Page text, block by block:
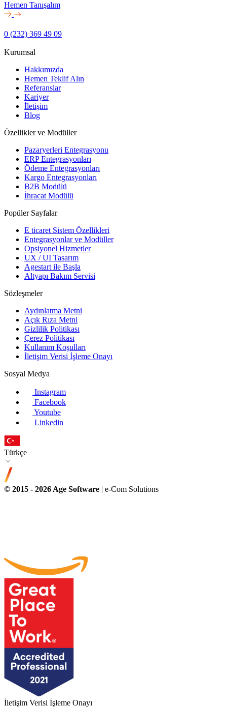
Hemen Tanışalım
0 (232) 369 49 09
Kurumsal
Hakkımızda
Hemen Teklif Alın
Referanslar
Kariyer
İletişim
Blog
Özellikler ve Modüller
Pazaryerleri Entegrasyonu
ERP Entegrasyonları
Ödeme Entegrasyonları
Kargo Entegrasyonları
B2B Modülü
İhracat Modülü
Popüler Sayfalar
E ticaret Sistem Özellikleri
Entegrasyonlar ve Modüller
Opsiyonel Hizmetler
UX / UI Tasarım
Agestart ile Başla
Altyapı Bakım Servisi
Sözleşmeler
Aydınlatma Metni
Açık Rıza Metni
Gizlilik Politikası
Çerez Politikası
Kullanım Koşulları
İletişim Verisi İşleme Onayı
Sosyal Medya
Instagram
Facebook
Youtube
Linkedin
Türkçe
© 2015 - 2026 Age Software | e-Com Solutions
İletişim Verisi İşleme Onayı